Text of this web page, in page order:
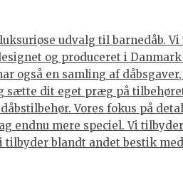
udvalg til
og produceret i
også en samling af
dit eget præg på
Vores fokus på
endnu mere speciel. Vi
blandt andet bestik